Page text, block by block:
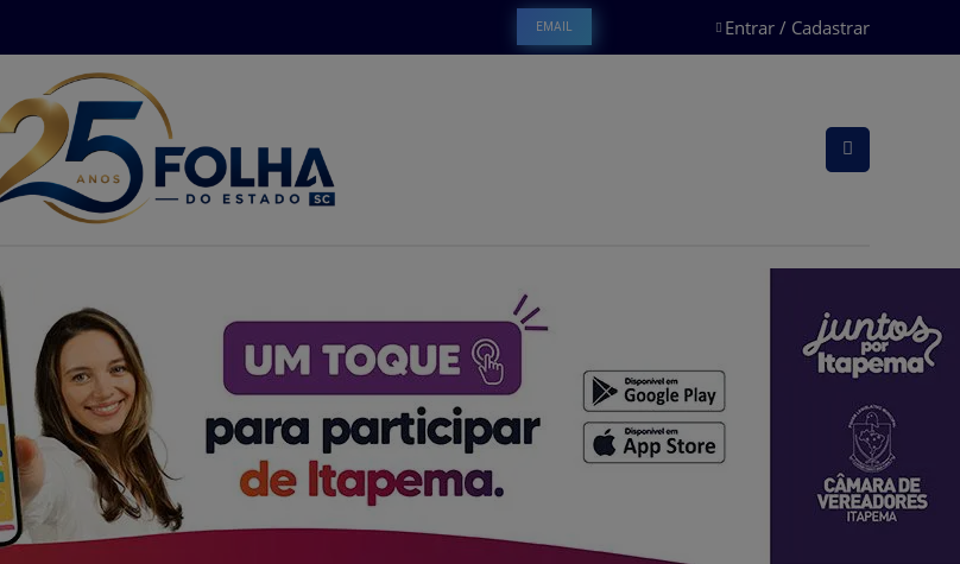
EMAIL Entrar / Cadastrar